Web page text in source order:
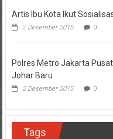
Artis Ibu Kota Ikut
2 Desember 2015 0
Polres Metro Jakarta
Johar Baru
2 Desember 2015 0
Tags